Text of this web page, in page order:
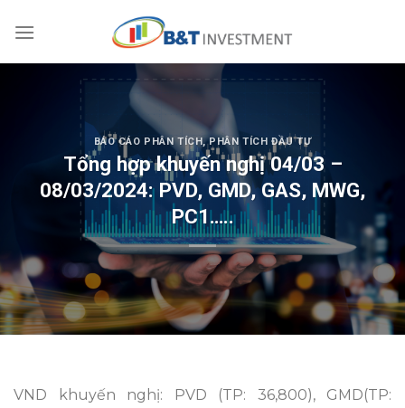
BÁO CÁO PHÂN TÍCH,PHÂN TÍCH ĐẦU TƯ
Tổng hợp khuyến nghị 04/03 –
08/03/2024: PVD, GMD, GAS, MWG,
PC1…..
VND khuyến nghị: PVD (TP: 36,800), GMD(TP: